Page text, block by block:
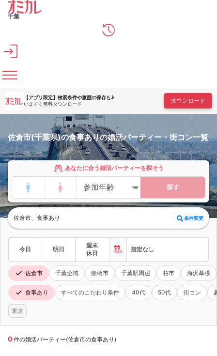
メインコンテンツへスキップ
千葉
【アプリ限定】 検索条件や履歴の保存も♪
いますぐ無料ダウンロード
ダウンロード
佐倉市(千葉県)の食事ありの婚活パーティー・街コン一覧
あなたに合う婚活パーティーを探そう
探す
佐倉市、食事あり 条件変更
今日 明日
週末
休日
指定なし
佐倉市 千葉全域 船橋市 千葉駅周辺 柏市 海浜幕張
食事あり すべてのこだわり条件 40代 50代 街コン
東京
0 件の婚活パーティー(佐倉市の食事あり)